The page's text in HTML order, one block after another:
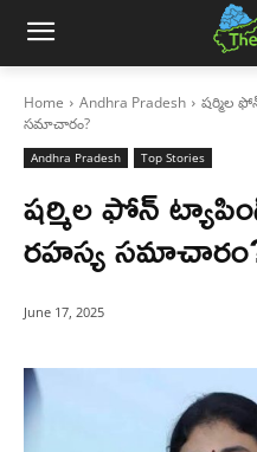
Home Andhra Pradesh
షర్మిల
సమాచారం?
Andhra Pradesh Top Stories
షర్మిల ఫోన్
రహస్య
June 17, 2025